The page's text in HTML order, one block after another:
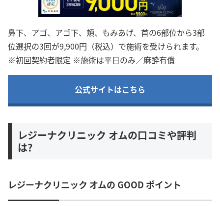
鼻下、アゴ、アゴ下、頬、もみあげ、首の6部位から3部
位選択の3回が9,900円（税込）で施術を受けられます。
※初回契約者限定 ※施術は平日のみ／麻酔有償
公式サイトはこちら
レジーナクリニック オムの口コミや評判
は?
レジーナクリニック オムの GOOD ポイント